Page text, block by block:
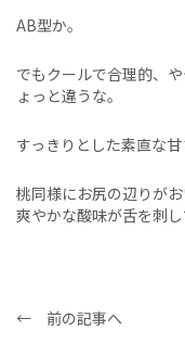
AB型か。
でもクールで合理的、
ょっと違うな。
すっきりとした素直な
桃同様にお尻の辺りが
爽やかな酸味が舌を刺し
← 前の記事へ